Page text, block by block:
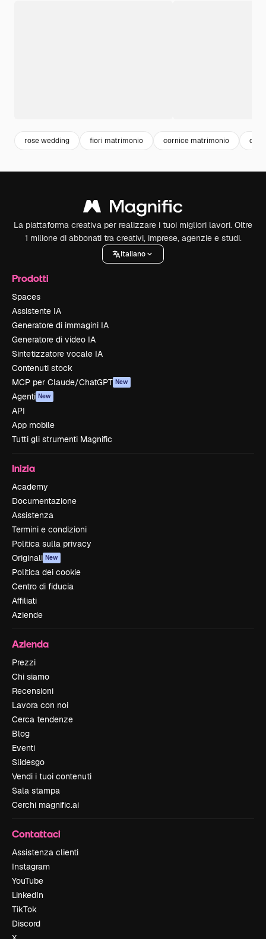
rose wedding fiori matrimonio cornice matrimonio
La piattaforma creativa per realizzare i tuoi migliori lavori. Oltre
1 milione di abbonati tra creativi, imprese, agenzie e studi.
Italiano
Prodotti
Spaces
Assistente IA
Generatore di immagini IA
Generatore di video IA
Sintetizzatore vocale IA
Contenuti stock
MCP per Claude/ChatGPT New
Agenti New
API
App mobile
Tutti gli strumenti Magnific
Inizia
Academy
Documentazione
Assistenza
Termini e condizioni
Politica sulla privacy
Originali New
Politica dei cookie
Centro di fiducia
Affiliati
Aziende
Azienda
Prezzi
Chi siamo
Recensioni
Lavora con noi
Cerca tendenze
Blog
Eventi
Slidesgo
Vendi i tuoi contenuti
Sala stampa
Cerchi magnific.ai
Contattaci
Assistenza clienti
Instagram
YouTube
LinkedIn
TikTok
Discord